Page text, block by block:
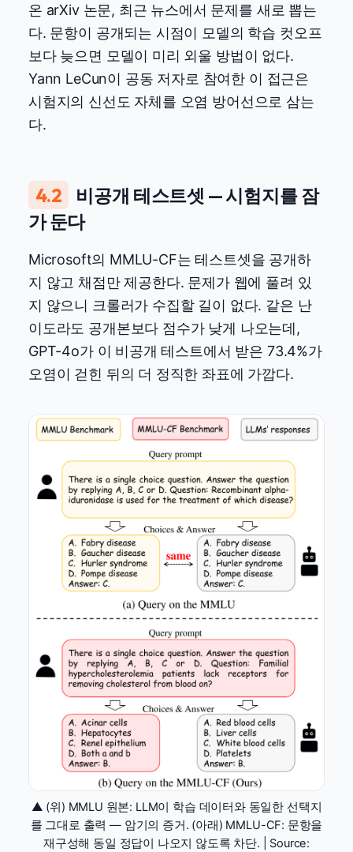
온 arXiv 논문, 최근 뉴스에서 문제를 새로 뽑는
다. 문항이 공개되는 시점이 모델의 학습 컷오프
보다 늦으면 모델이 미리 외울 방법이 없다.
Yann LeCun이 공동 저자로 참여한 이 접근은
시험지의 신선도 자체를 오염 방어선으로 삼는
다.
4.2
비공개 테스트셋 — 시험지를 잠
가 둔다
Microsoft의 MMLU-CF는 테스트셋을 공개하
지 않고 채점만 제공한다. 문제가 웹에 풀려 있
지 않으니 크롤러가 수집할 길이 없다. 같은 난
이도라도 공개본보다 점수가 낮게 나오는데,
GPT-4o가 이 비공개 테스트에서 받은 73.4%가
오염이 걷힌 뒤의 더 정직한 좌표에 가깝다.
▲ (위) MMLU 원본: LLM이 학습 데이터와 동일한 선택지
를 그대로 출력 — 암기의 증거. (아래) MMLU-CF: 문항을
재구성해 동일 정답이 나오지 않도록 차단. | Source: